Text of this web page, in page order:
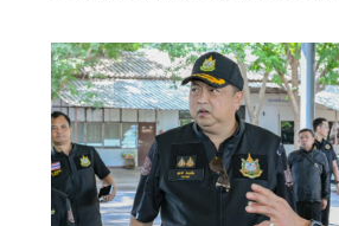
อัตรา 2.20 บาทต่อหน่วย ระยะเวลา 10 ปี